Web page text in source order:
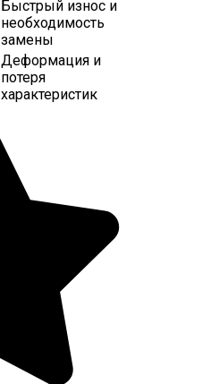
Быстрый износ и
необходимость
замены
Деформация и
потеря
характеристик